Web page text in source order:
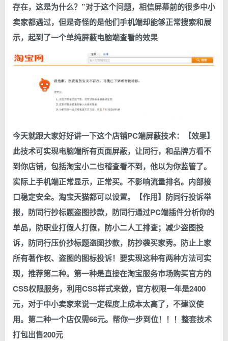
存在，这是为什么？”对于这个问题，相信屏幕前的很多中小
卖家都遇过，但是奇怪的是他们手机端却能够正常搜索和展
示，起到了一个单纯屏蔽电脑端查看的效果
今天就跟大家好好讲一下这个店铺PC端屏蔽技术：【效果】
此技术可实现电脑端所有页面屏蔽，让同行，和品牌方看不
到你店铺，包括淘宝小二也稽查看不到，他以为你监管了。
实际上手机端正常显示，正常买。不影响流量排名。内部接
口稳定安全。淘宝天猫都可以设置。【作用】防同行投诉举
报，防同行抄标题盗图抄款，防同行通过PC端插件分析你的
单品，防职业打假人打假，防小二人工排查；减少盗图投
诉，防同行压价抄标题盗图抄款，防抄袭买家秀。防止上家
所有著作权、盗图的图标投诉！要实现这种有两种方法可实
现，推荐第二种。第一种是直接在淘宝服务市场购买官方的
CSS权限服务，利用CSS样式来做，官方权限一年是2400
元，对于中小卖家来说一定程度上成本太高了，不建议使
用。第二种一个店仅需66元。帮你一步到位！！！整套技术
打包出售200元